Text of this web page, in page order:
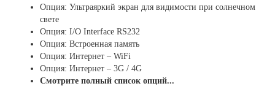
Опция: Ультраяркий экран для видимости при солнечном
свете
Опция: I/O Interface RS232
Опция: Встроенная память
Опция: Интернет – WiFi
Опция: Интернет – 3G / 4G
Смотрите полный список опций...